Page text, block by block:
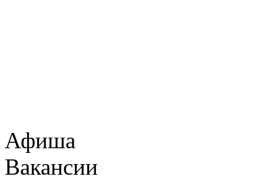
Афиша
Вакансии